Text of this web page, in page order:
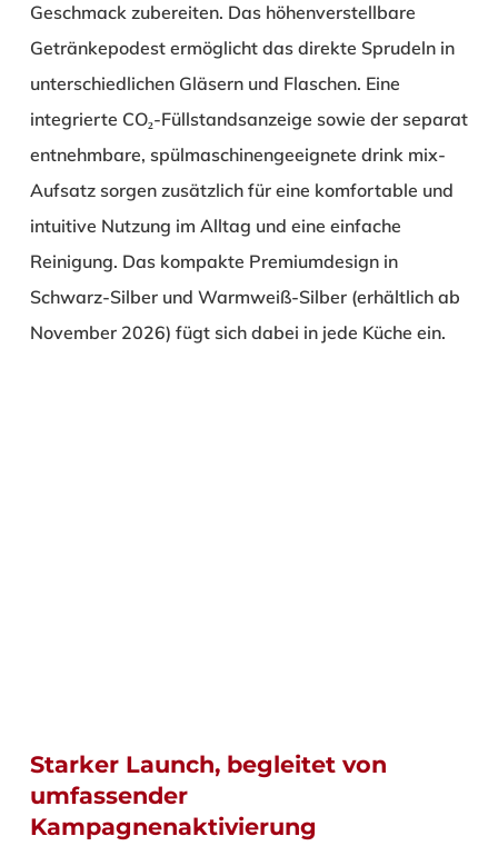
Geschmack zubereiten. Das höhenverstellbare
Getränkepodest ermöglicht das direkte Sprudeln in
unterschiedlichen Gläsern und Flaschen. Eine
integrierte CO₂-Füllstandsanzeige sowie der separat
entnehmbare, spülmaschinengeeignete drink mix-
Aufsatz sorgen zusätzlich für eine komfortable und
intuitive Nutzung im Alltag und eine einfache
Reinigung. Das kompakte Premiumdesign in
Schwarz-Silber und Warmweiß-Silber (erhältlich ab
November 2026) fügt sich dabei in jede Küche ein.
Starker Launch, begleitet von
umfassender
Kampagnenaktivierung